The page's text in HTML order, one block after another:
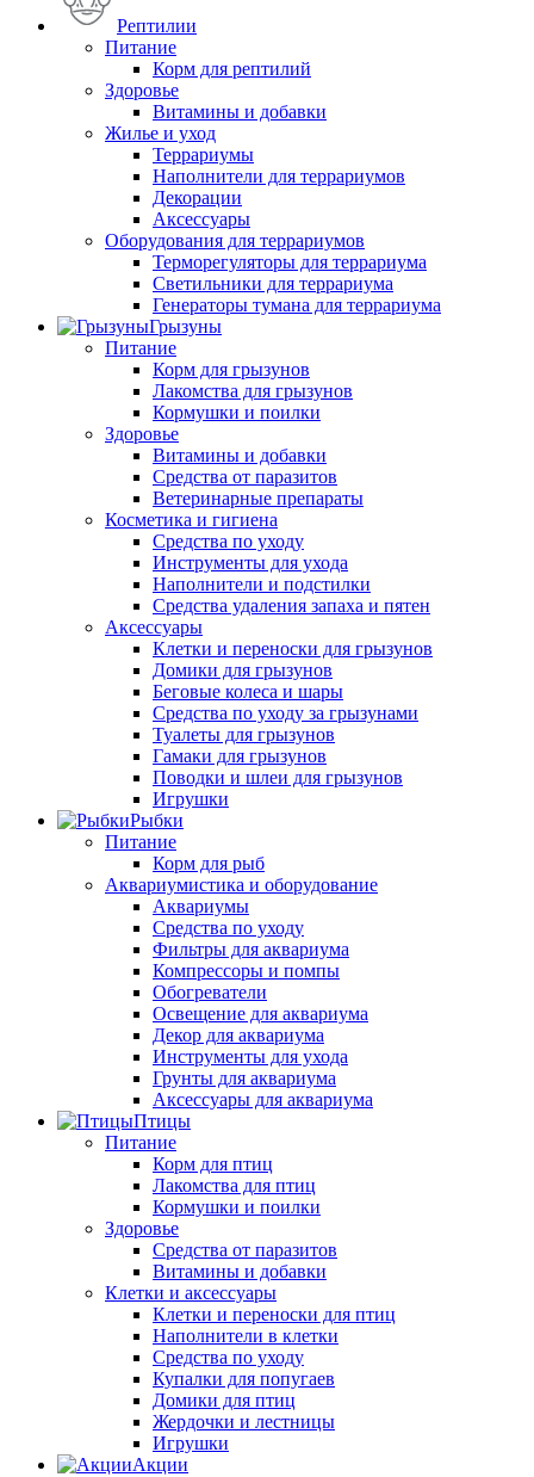
Рептилии
Питание
Корм для рептилий
Здоровье
Витамины и добавки
Жилье и уход
Террариумы
Наполнители для террариумов
Декорации
Аксессуары
Оборудования для террариумов
Терморегуляторы для террариума
Светильники для террариума
Генераторы тумана для террариума
Грызуны
Питание
Корм для грызунов
Лакомства для грызунов
Кормушки и поилки
Здоровье
Витамины и добавки
Средства от паразитов
Ветеринарные препараты
Косметика и гигиена
Средства по уходу
Инструменты для ухода
Наполнители и подстилки
Средства удаления запаха и пятен
Аксессуары
Клетки и переноски для грызунов
Домики для грызунов
Беговые колеса и шары
Средства по уходу за грызунами
Туалеты для грызунов
Гамаки для грызунов
Поводки и шлеи для грызунов
Игрушки
Рыбки
Питание
Корм для рыб
Аквариумистика и оборудование
Аквариумы
Средства по уходу
Фильтры для аквариума
Компрессоры и помпы
Обогреватели
Освещение для аквариума
Декор для аквариума
Инструменты для ухода
Грунты для аквариума
Аксессуары для аквариума
Птицы
Питание
Корм для птиц
Лакомства для птиц
Кормушки и поилки
Здоровье
Средства от паразитов
Витамины и добавки
Клетки и аксессуары
Клетки и переноски для птиц
Наполнители в клетки
Средства по уходу
Купалки для попугаев
Домики для птиц
Жердочки и лестницы
Игрушки
Акции